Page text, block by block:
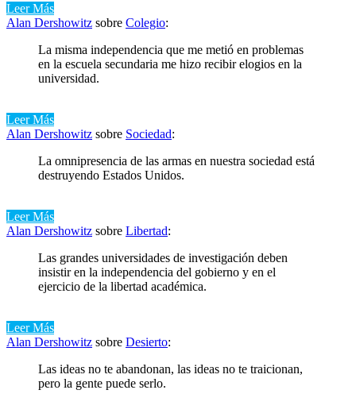
Leer Más
Alan Dershowitz sobre Colegio:
La misma independencia que me metió en problemas
en la escuela secundaria me hizo recibir elogios en la
universidad.
Leer Más
Alan Dershowitz sobre Sociedad:
La omnipresencia de las armas en nuestra sociedad está
destruyendo Estados Unidos.
Leer Más
Alan Dershowitz sobre Libertad:
Las grandes universidades de investigación deben
insistir en la independencia del gobierno y en el
ejercicio de la libertad académica.
Leer Más
Alan Dershowitz sobre Desierto:
Las ideas no te abandonan, las ideas no te traicionan,
pero la gente puede serlo.